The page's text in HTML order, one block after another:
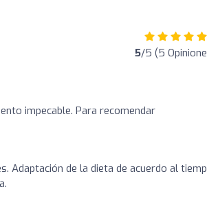
5/5 (5
impecable. Para recomendar
Adaptación de la dieta de acuerdo al